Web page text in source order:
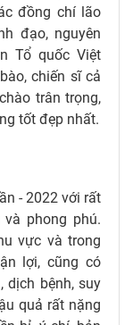
đồng chí lão
đạo, nguyên
Tổ quốc Việt
chiến sĩ cả
trân trọng,
tốt đẹp nhất.
- 2022 với rất
phong phú.
vực và trong
lợi, cũng có
dịch bệnh, suy
quả rất nặng